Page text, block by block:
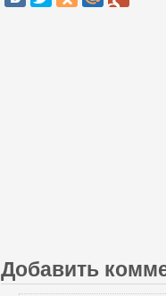
Добавить